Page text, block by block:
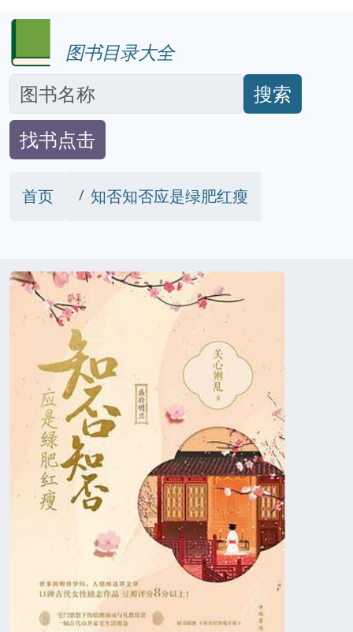
图书目录大全
搜索
找书点击
首页 知否知否应是绿肥红瘦